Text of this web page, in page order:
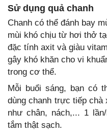
Sử dụng quả chanh
Chanh có thể đánh bay
mùi khó chịu từ hơi thở
đặc tính axit và giàu
gây khó khăn cho vi
trong cơ thể.
Mỗi buổi sáng, bạn có
dùng chanh trực tiếp chà
như chân, nách,... 1
tắm thật sạch.